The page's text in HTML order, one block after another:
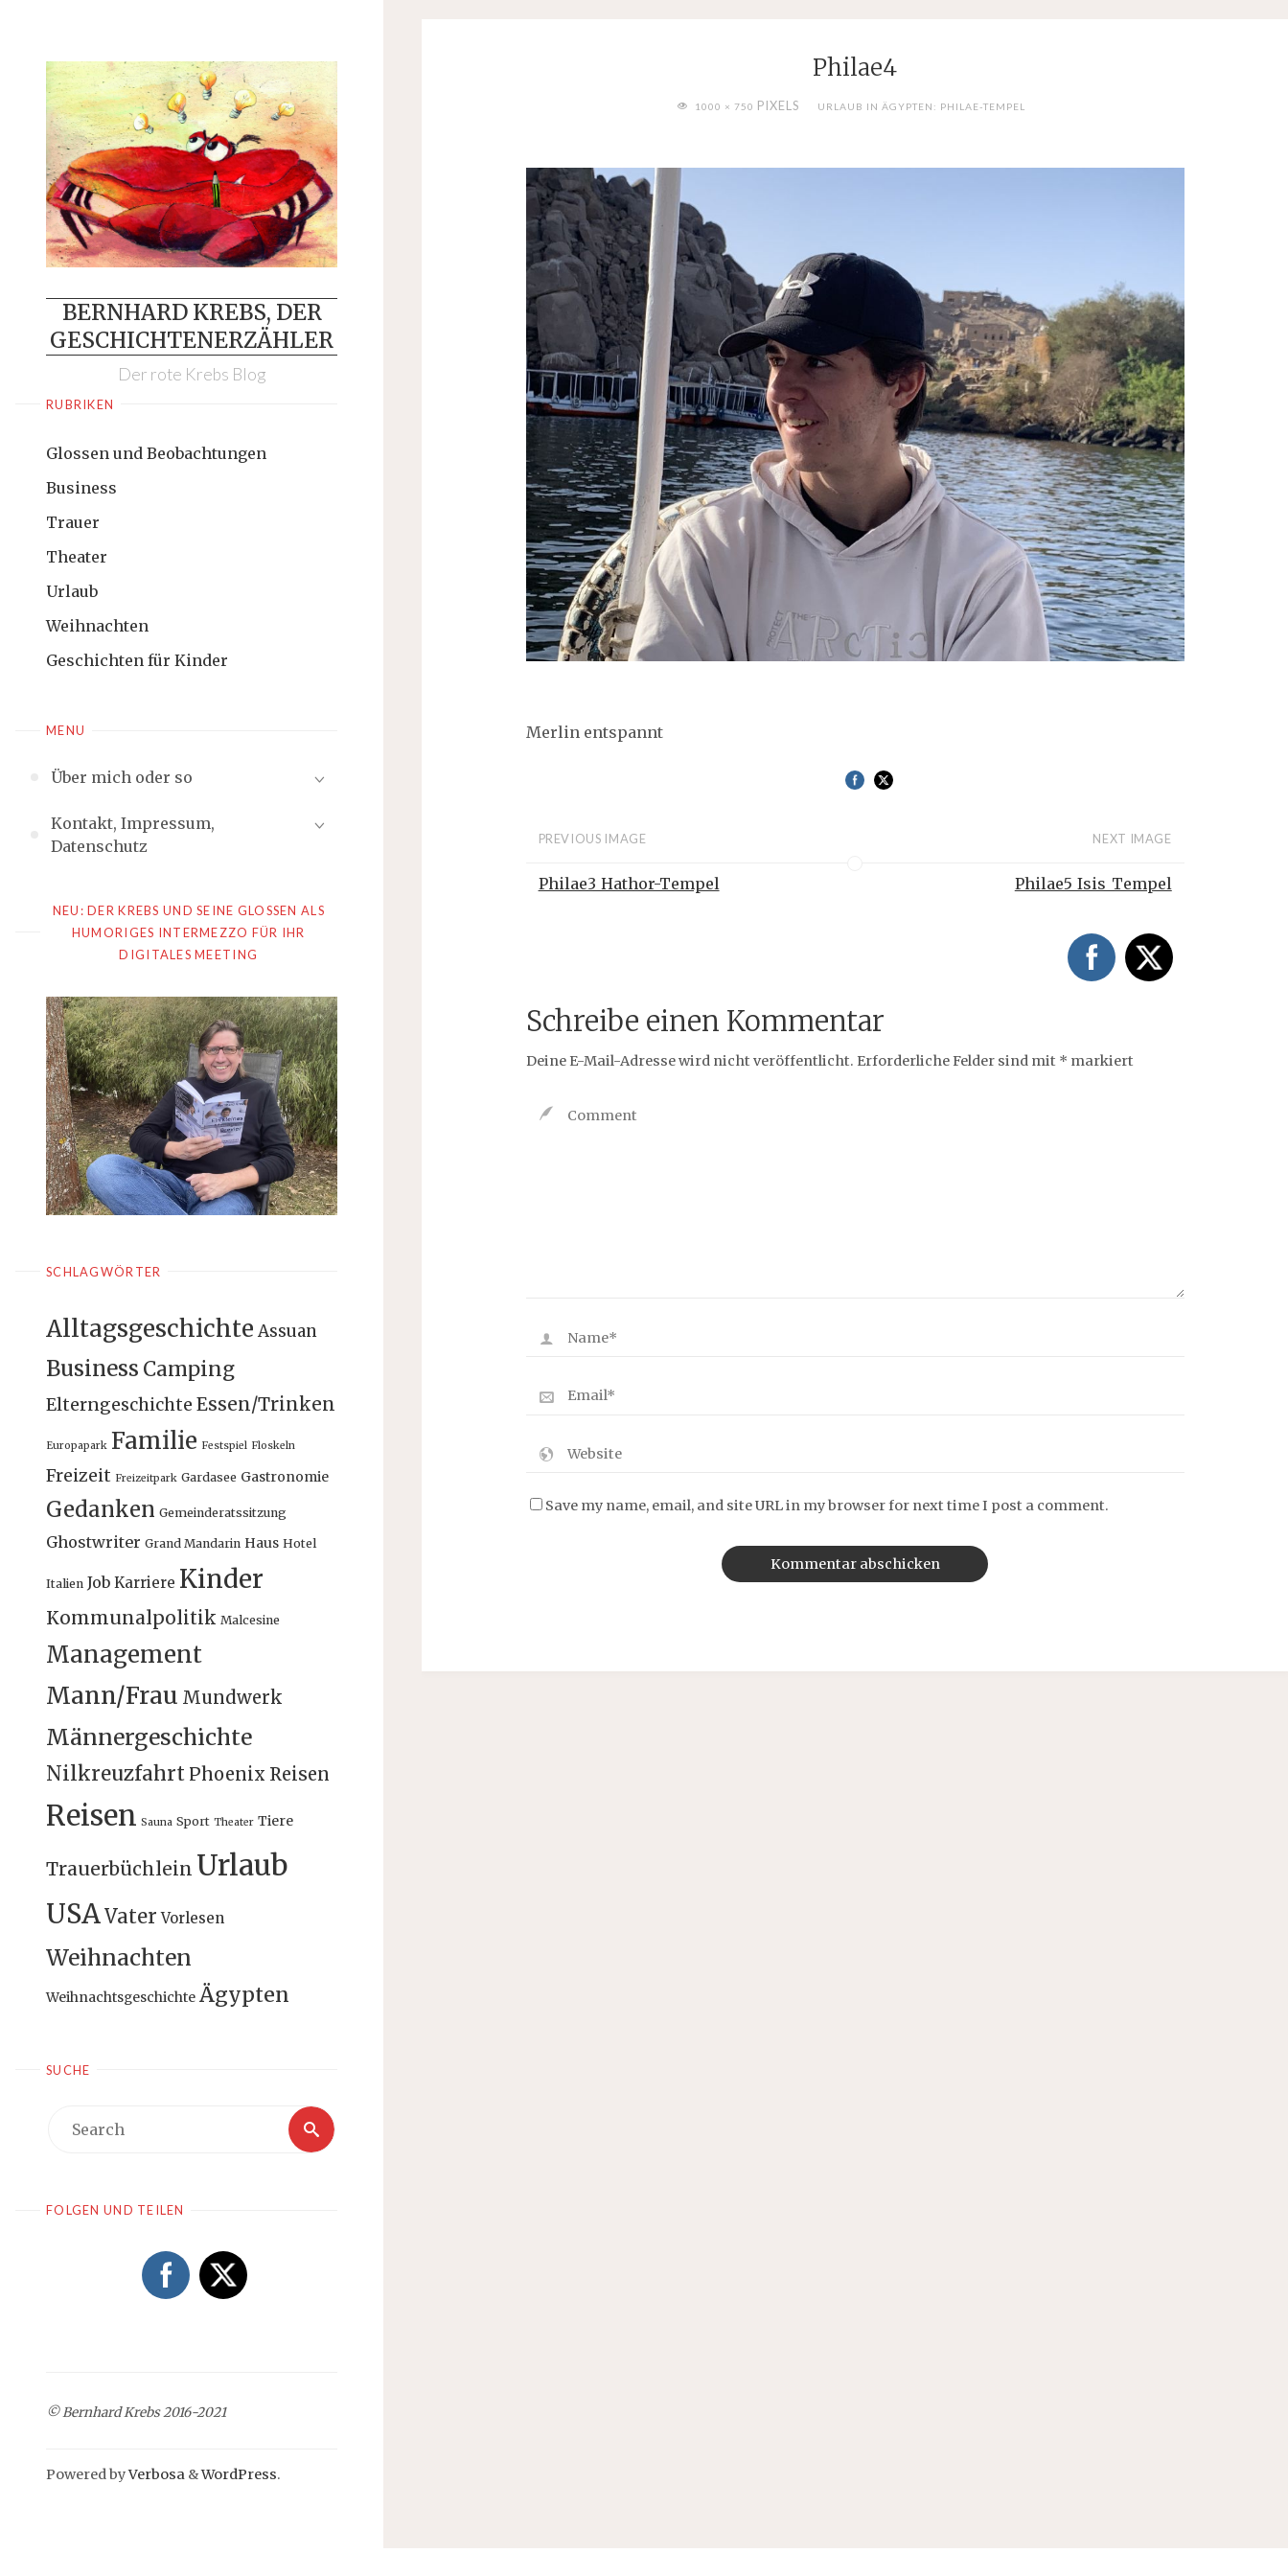
content
BERNHARD KREBS, DER
GESCHICHTENERZÄHLER
Der rote Krebs Blog
RUBRIKEN
Glossen und Beobachtungen
Business
Trauer
Theater
Urlaub
Weihnachten
Geschichten für Kinder
MENU
Über mich oder so
Kontakt, Impressum,
Datenschutz
NEU: DER KREBS UND SEINE GLOSSEN ALS
HUMORIGES INTERMEZZO FÜR IHR
DIGITALES MEETING
SCHLAGWÖRTER
Alltagsgeschichte Assuan
Business Camping
Elterngeschichte Essen/Trinken
Europapark Familie Festspiel Floskeln
Freizeit Freizeitpark Gardasee Gastronomie
Gedanken Gemeinderatssitzung
Ghostwriter Grand Mandarin Haus Hotel
Italien Job Karriere Kinder
Kommunalpolitik Malcesine
Management
Mann/Frau Mundwerk
Männergeschichte
Nilkreuzfahrt Phoenix Reisen
Reisen Sauna Sport Theater Tiere
Trauerbüchlein Urlaub
USAVater Vorlesen
Weihnachten
Weihnachtsgeschichte Ägypten
SUCHE
Search
Search
FOLGEN UND TEILEN
© Bernhard Krebs 2016-2021
Powered byVerbosa &WordPress.
Philae4
FULL1000 × 750 PIXELS URLAUB IN ÄGYPTEN: PHILAE-TEMPEL
Merlin entspannt
PREVIOUS IMAGE
Philae3_Hathor-Tempel
NEXT IMAGE
Philae5_Isis_Tempel
Schreibe einen Kommentar
Deine E-Mail-Adresse wird nicht veröffentlicht. Erforderliche Felder sind mit * markiert
Save my name, email, and site URL in my browser for next time I post a comment.